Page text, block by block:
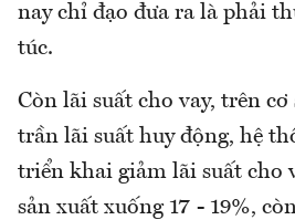
nay chỉ đạo đưa ra là phải
túc.
Còn lãi suất cho vay, trên
trần lãi suất huy động, hệ
triển khai giảm lãi suất cho
sản xuất xuống 17 - 19%,